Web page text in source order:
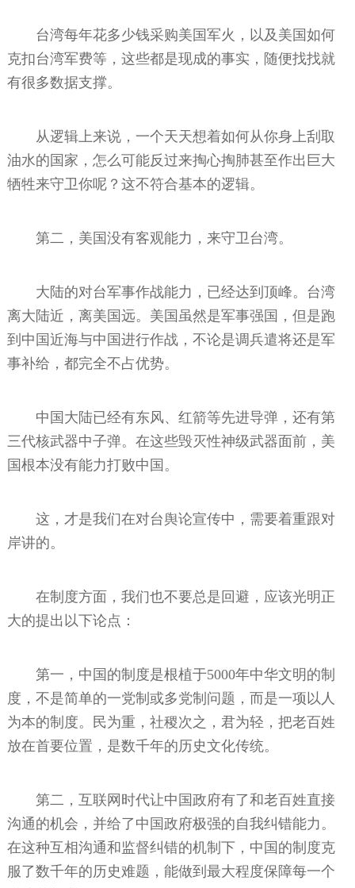
台湾每年花多少钱采购美国军火，以及美国如何
克扣台湾军费等，这些都是现成的事实，随便找找就
有很多数据支撑。
从逻辑上来说，一个天天想着如何从你身上刮取
油水的国家，怎么可能反过来掏心掏肺甚至作出巨大
牺牲来守卫你呢？这不符合基本的逻辑。
第二，美国没有客观能力，来守卫台湾。
大陆的对台军事作战能力，已经达到顶峰。台湾
离大陆近，离美国远。美国虽然是军事强国，但是跑
到中国近海与中国进行作战，不论是调兵遣将还是军
事补给，都完全不占优势。
中国大陆已经有东风、红箭等先进导弹，还有第
三代核武器中子弹。在这些毁灭性神级武器面前，美
国根本没有能力打败中国。
这，才是我们在对台舆论宣传中，需要着重跟对
岸讲的。
在制度方面，我们也不要总是回避，应该光明正
大的提出以下论点：
第一，中国的制度是根植于5000年中华文明的制
度，不是简单的一党制或多党制问题，而是一项以人
为本的制度。民为重，社稷次之，君为轻，把老百姓
放在首要位置，是数千年的历史文化传统。
第二，互联网时代让中国政府有了和老百姓直接
沟通的机会，并给了中国政府极强的自我纠错能力。
在这种互相沟通和监督纠错的机制下，中国的制度克
服了数千年的历史难题，能做到最大程度保障每一个